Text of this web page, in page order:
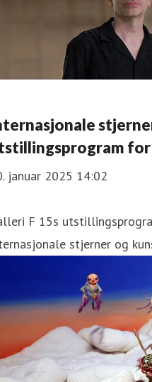
for
januar 2025 14:02
F 15s
stjerner og